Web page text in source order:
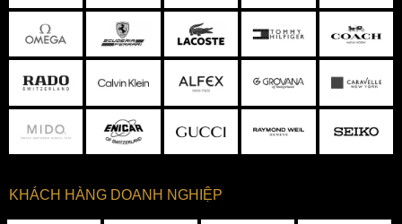
KHÁCH HÀNG DOANH NGHIỆP